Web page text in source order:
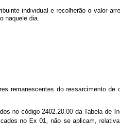
individual e recolherão o valor
naquele dia.
remanescentes do ressarcimento de
código 2402.20.00 da Tabela de
no Ex 01, não se aplicam,